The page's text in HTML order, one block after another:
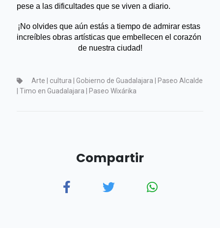
pese a las dificultades que se viven a diario.
¡No olvides que aún estás a tiempo de admirar estas
increíbles obras artísticas que embellecen el corazón
de nuestra ciudad!
Arte | cultura | Gobierno de Guadalajara | Paseo Alcalde
| Timo en Guadalajara | Paseo Wixárika
Compartir